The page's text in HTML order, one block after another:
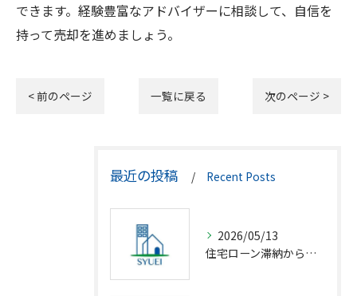
できます。経験豊富なアドバイザーに相談して、自信を
持って売却を進めましょう。
< 前のページ 一覧に戻る 次のページ >
最近の投稿 Recent Posts
2026/05/13
住宅ローン滞納から競売回避の解決策